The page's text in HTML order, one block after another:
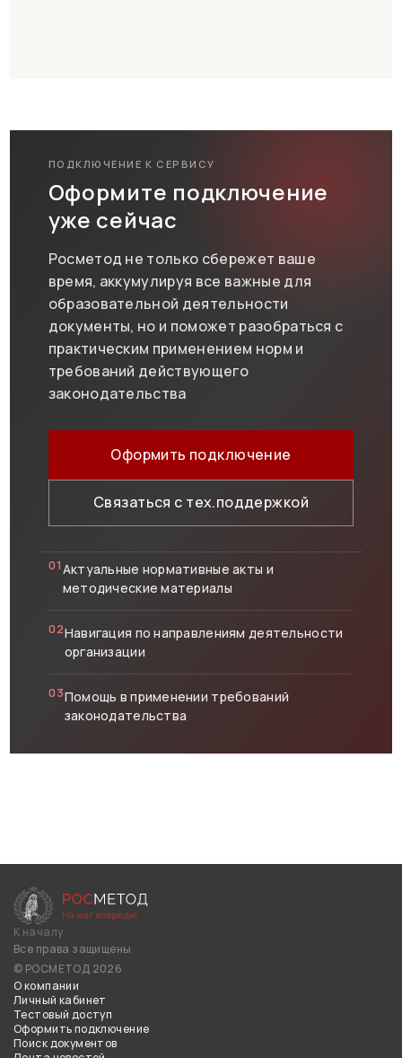
ПОДКЛЮЧЕНИЕ К СЕРВИСУ
Оформите подключение
уже сейчас
Росметод не только сбережет ваше
время, аккумулируя все важные для
образовательной деятельности
документы, но и поможет разобраться с
практическим применением норм и
требований действующего
законодательства
Оформить подключение
Связаться с тех.поддержкой
01Актуальные нормативные акты и
методические материалы
02Навигация по направлениям деятельности
организации
03Помощь в применении требований
законодательства
К началу
Все права защищены
© РОСМЕТОД 2026
О компании
Личный кабинет
Тестовый доступ
Оформить подключение
Поиск документов